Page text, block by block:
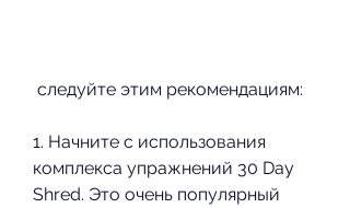
следуйте этим рекомендациям:
1. Начните с использования
комплекса упражнений 30 Day
Shred. Это очень популярный